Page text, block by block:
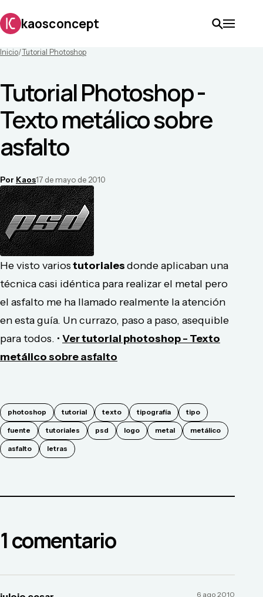
kaosconcept
Inicio/Tutorial Photoshop
Tutorial Photoshop -
Texto metálico sobre
asfalto
Por Kaos17 de mayo de 2010
He visto variostutorialesdonde aplicaban una
técnica casi idéntica para realizar el metal pero
el asfalto me ha llamado realmente la atención
en esta guía. Un currazo, paso a paso, asequible
para todos. • Vertutorial photoshop- Texto
metálicosobre asfalto
photoshop tutorial texto tipografía tipo
fuente tutoriales psd logo metal metálico
asfalto letras
1comentario
6 ago 2010